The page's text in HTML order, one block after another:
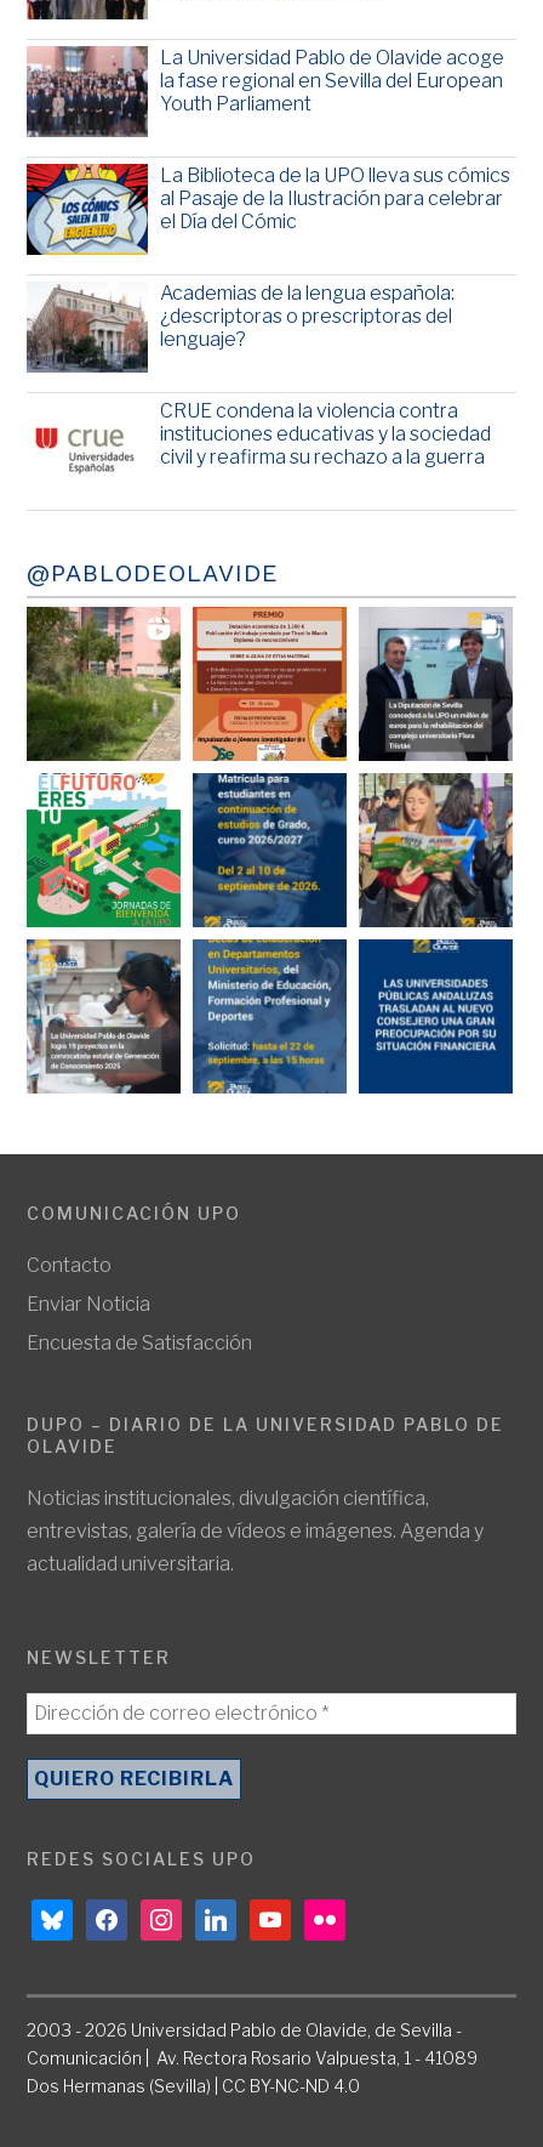
La Universidad Pablo de Olavide acoge
la fase regional en Sevilla del European
Youth Parliament
La Biblioteca de la UPO lleva sus cómics
al Pasaje de la Ilustración para celebrar
el Día del Cómic
Academias de la lengua española:
¿descriptoras o prescriptoras del
lenguaje?
CRUE condena la violencia contra
instituciones educativas y la sociedad
civil y reafirma su rechazo a la guerra
@PABLODEOLAVIDE
COMUNICACIÓN UPO
Contacto
Enviar Noticia
Encuesta de Satisfacción
DUPO – DIARIO DE LA UNIVERSIDAD PABLO DE
OLAVIDE
Noticias institucionales, divulgación científica,
entrevistas, galería de vídeos e imágenes. Agenda y
actualidad universitaria.
NEWSLETTER
REDES SOCIALES UPO
blueskyfacebookinstagramlinkedinyoutubeflickr
2003 - 2026 Universidad Pablo de Olavide, de Sevilla -
Comunicación | Av. Rectora Rosario Valpuesta, 1 - 41089
Dos Hermanas (Sevilla) | CC BY-NC-ND 4.0